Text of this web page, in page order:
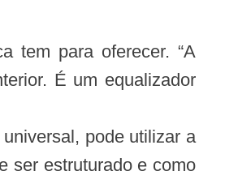
É um equalizador
pode utilizar a
ser estruturado e como